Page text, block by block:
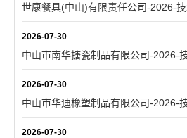
世康餐具(中山)有限责任公司-2026-
2026-07-30
中山市南华搪瓷制品有限公司-2026-
2026-07-30
中山市华迪橡塑制品有限公司-2026-
2026-07-30